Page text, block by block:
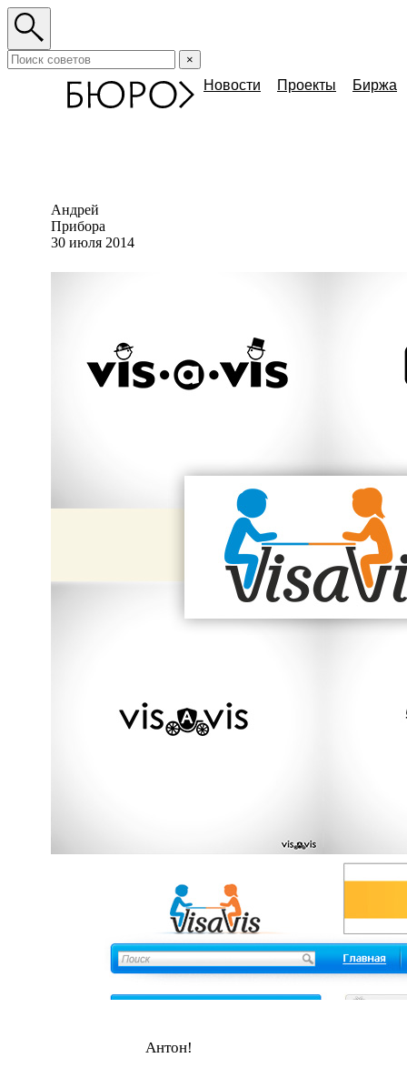
×
Новости Проекты Биржа
Андрей
Прибора
30 июля 2014
Антон!